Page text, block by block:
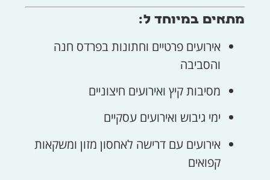
מתאים במיוחד ל:
אירועים פרטיים וחתונות בפרדס חנה
והסביבה
מסיבות קיץ ואירועים חיצוניים
ימי גיבוש ואירועים עסקיים
אירועים עם דרישה לאחסון מזון ומשקאות
קפואים